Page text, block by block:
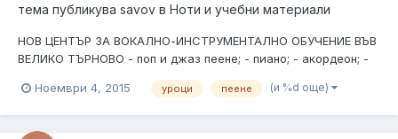
тема публикува savov в Ноти и учебни материали
НОВ ЦЕНТЪР ЗА ВОКАЛНО-ИНСТРУМЕНТАЛНО ОБУЧЕНИЕ ВЪВ
ВЕЛИКО ТЪРНОВО - поп и джаз пеене; - пиано; - акордеон; -
КОНТАКТИ: 0885 248 760
Ноември 4, 2015 уроци пеене (и %d още)